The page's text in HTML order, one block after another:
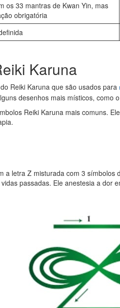
os 33 mantras de Kwan Yin, mas
obrigatória
Karuna
Reiki Karuna que são usados para
desenhos mais místicos, como
Reiki Karuna mais comuns.
a letra Z misturada com 3 símbolos
passadas. Ele anestesia a dor